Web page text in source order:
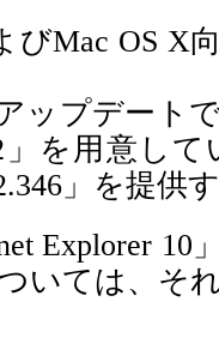
びMac OS X
ップデート
」を用意し
」を提供
Explorer
いては、そ